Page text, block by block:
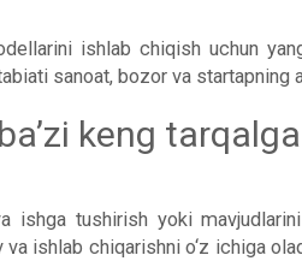
ishlab chiqish uchun
sanoat, bozor va
keng
ishga tushirish yoki
ishlab chiqarishni o‘z ichiga